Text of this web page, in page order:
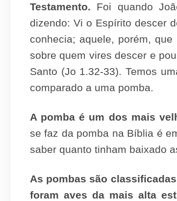
Testamento. Foi quando
dizendo: Vi o Espírito descer
conhecia; aquele, porém,
sobre quem vires descer e
Santo (Jo 1.32-33). Temos
comparado a uma pomba.
A pomba é um dos mais
se faz da pomba na Bíblia é
saber quanto tinham baixado
As pombas são
foram aves da mais alta